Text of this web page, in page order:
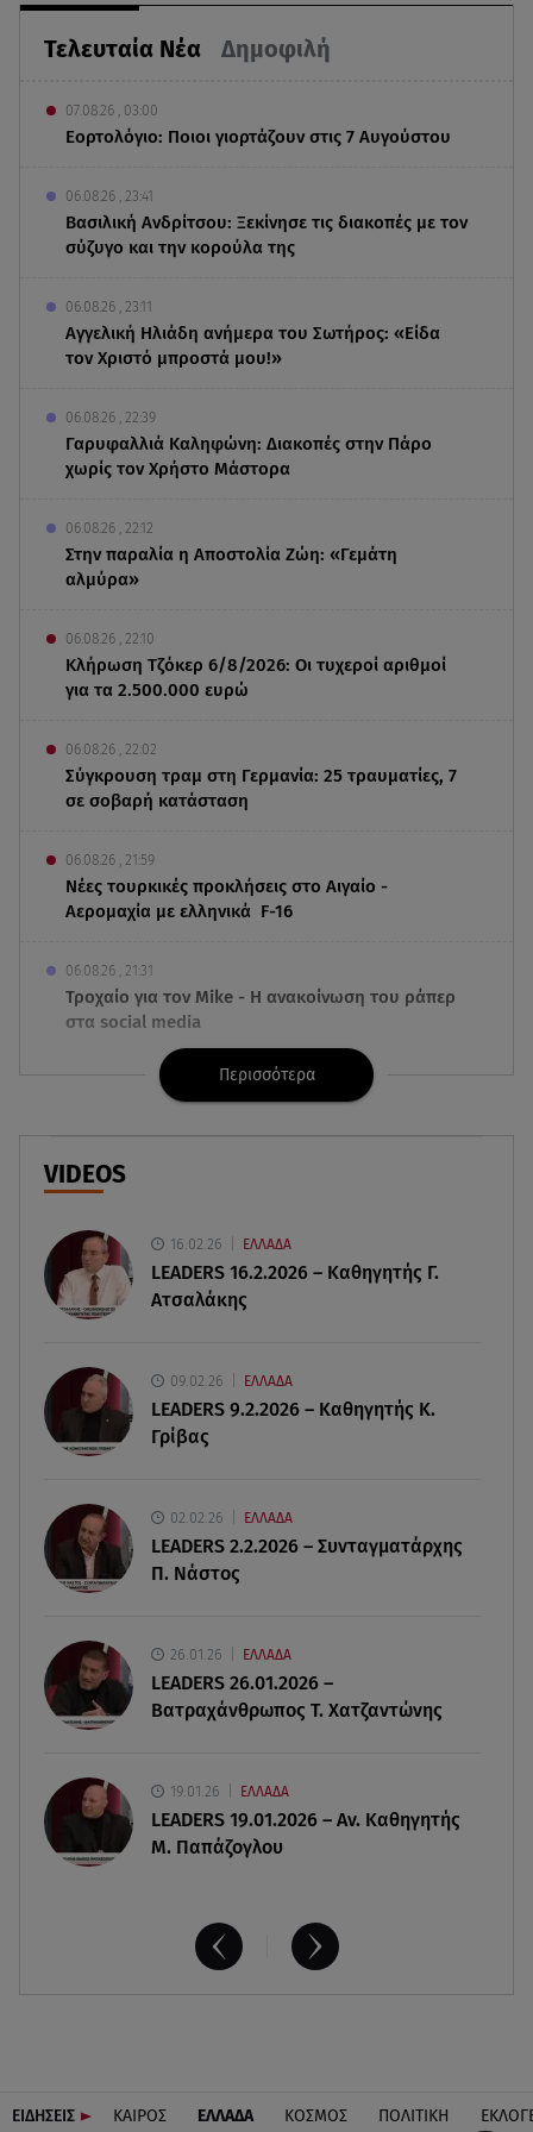
Τελευταία Νέα Δημοφιλή
07.08.26 , 03:00
Εορτολόγιο: Ποιοι γιορτάζουν στις 7 Αυγούστου
06.08.26 , 23:41
Βασιλική Ανδρίτσου: Ξεκίνησε τις διακοπές με τον
σύζυγο και την κορούλα της
06.08.26 , 23:11
Αγγελική Ηλιάδη ανήμερα του Σωτήρος: «Είδα
τον Χριστό μπροστά μου!»
06.08.26 , 22:39
Γαρυφαλλιά Καληφώνη: Διακοπές στην Πάρο
χωρίς τον Χρήστο Μάστορα
06.08.26 , 22:12
Στην παραλία η Αποστολία Ζώη: «Γεμάτη
αλμύρα»
06.08.26 , 22:10
Κλήρωση Τζόκερ 6/8/2026: Οι τυχεροί αριθμοί
για τα 2.500.000 ευρώ
06.08.26 , 22:02
Σύγκρουση τραμ στη Γερμανία: 25 τραυματίες, 7
σε σοβαρή κατάσταση
06.08.26 , 21:59
Νέες τουρκικές προκλήσεις στο Αιγαίο -
Αερομαχία με ελληνικά F-16
06.08.26 , 21:31
Τροχαίο για τον Mike - Η ανακοίνωση του ράπερ
στα social media
06.08.26 , 21:22
Ισραήλ - Κύπρος - Κρήτη: Το μεγαλύτερο
υποθαλάσσιο καλώδιο στον κόσμο
06.08.26 , 21:07
εξοπλισμού στον Άγιο Βασίλειο
06.08.26 , 20:49
06.08.26 , 20:25
Πώς επικοινωνούν τα ελικόπτερα στη φωτιά και
06.08.26 , 20:16
Αθηνά Οικονομάκου από την Μπόρα Μπόρα:
«Έσκασε όλη η κούραση του χειμώνα»
Σαμοθράκη: Συγκλονιστική διάσωση 15χρονης
από δύσβατο φαράγγι
Περισσότερα
VIDEOS
16.02.26 ΕΛΛΑΔΑ
LEADERS 16.2.2026 – Καθηγητής Γ.
Ατσαλάκης
09.02.26 ΕΛΛΑΔΑ
LEADERS 9.2.2026 – Καθηγητής Κ.
Γρίβας
02.02.26 ΕΛΛΑΔΑ
LEADERS 2.2.2026 – Συνταγματάρχης
Π. Νάστος
26.01.26 ΕΛΛΑΔΑ
LEADERS 26.01.2026 –
Βατραχάνθρωπος Τ. Χατζαντώνης
19.01.26 ΕΛΛΑΔΑ
LEADERS 19.01.2026 – Αν. Καθηγητής
Μ. Παπάζογλου
ΕΙΔΗΣΕΙΣ ΚΑΙΡΟΣ ΕΛΛΑΔΑ ΚΟΣΜΟΣ ΠΟΛΙΤΙΚΗ